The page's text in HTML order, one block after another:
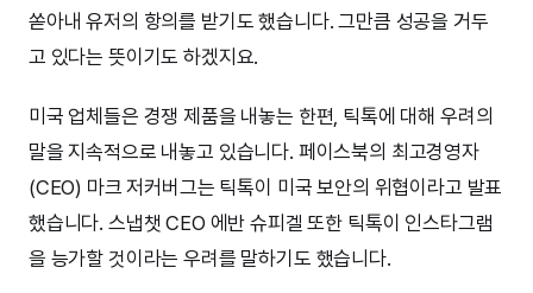
쏟아내 유저의 항의를 받기도 했습니다. 그만큼 성공을 거두
고 있다는 뜻이기도 하겠지요.
미국 업체들은 경쟁 제품을 내놓는 한편, 틱톡에 대해 우려의
말을 지속적으로 내놓고 있습니다. 페이스북의 최고경영자
(CEO) 마크 저커버그는 틱톡이 미국 보안의 위협이라고 발표
했습니다. 스냅챗 CEO 에반 슈피겔 또한 틱톡이 인스타그램
을 능가할 것이라는 우려를 말하기도 했습니다.